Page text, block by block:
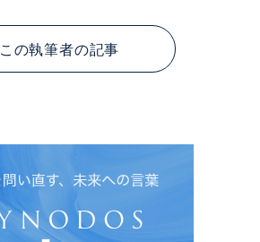
この執筆者の記事